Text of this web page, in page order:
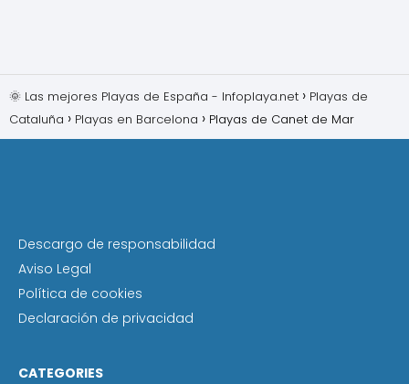
🌞 Las mejores Playas de España - Infoplaya.net
Playas de
Cataluña
Playas en Barcelona Playas de Canet de Mar
Descargo de responsabilidad
Aviso Legal
Política de cookies
Declaración de privacidad
CATEGORIES